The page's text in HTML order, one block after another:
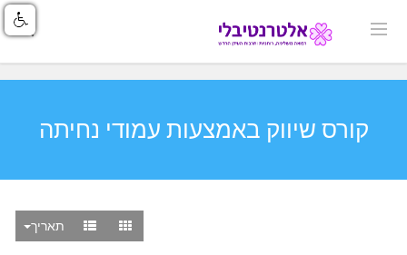
קורס שיווק באמצעות עמודי נחיתה
תאריך